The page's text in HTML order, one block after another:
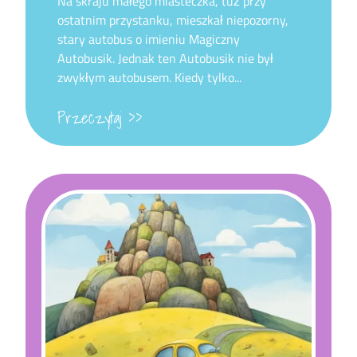
ostatnim przystanku, mieszkał niepozorny,
stary autobus o imieniu Magiczny
Autobusik. Jednak ten Autobusik nie był
zwykłym autobusem. Kiedy tylko...
Przeczytaj >>